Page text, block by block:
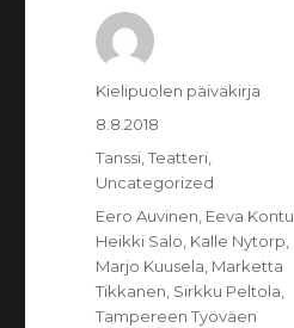
Kirjoittaja
Kielipuolen päiväkirja
Julkaistu
8.8.2018
Kategoriat
Tanssi ,Teatteri
Uncategorized
Avainsanat
Eero Auvinen Eeva Kontu
Heikki Salo Kalle Nytorp
Marjo Kuusela Marketta
Tikkanen Sirkku Peltola
Tampereen Työväen